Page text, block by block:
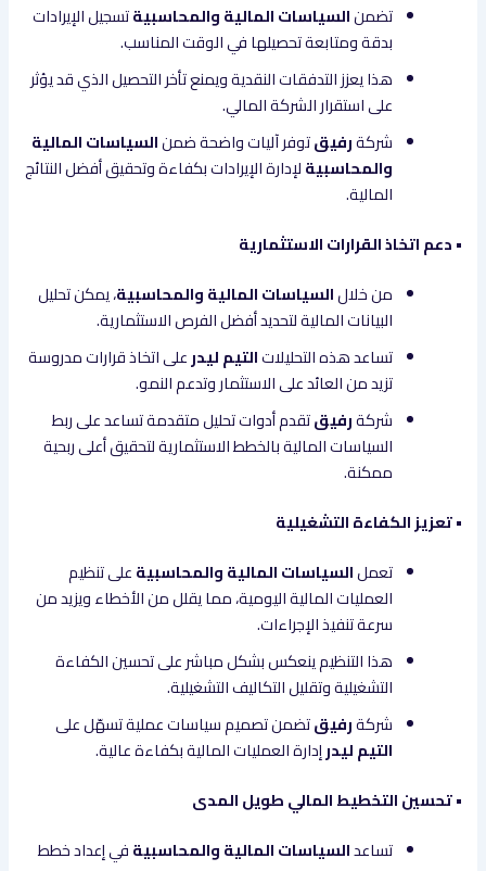
تضمنالسياسات المالية والمحاسبيةتسجيل الإيرادات
بدقة ومتابعة تحصيلها في الوقت المناسب.
هذا يعزز التدفقات النقدية ويمنع تأخر التحصيل الذي قد يؤثر
على استقرار الشركة المالي.
شركةرفيقتوفر آليات واضحة ضمنالسياسات المالية
والمحاسبيةلإدارة الإيرادات بكفاءة وتحقيق أفضل النتائج
المالية.
• دعم اتخاذ القرارات الاستثمارية
من خلالالسياسات المالية والمحاسبية، يمكن تحليل
البيانات المالية لتحديد أفضل الفرص الاستثمارية.
تساعد هذه التحليلاتالتيم ليدرعلى اتخاذ قرارات مدروسة
تزيد من العائد على الاستثمار وتدعم النمو.
شركةرفيقتقدم أدوات تحليل متقدمة تساعد على ربط
السياسات المالية بالخطط الاستثمارية لتحقيق أعلى ربحية
ممكنة.
• تعزيز الكفاءة التشغيلية
تعملالسياسات المالية والمحاسبيةعلى تنظيم
العمليات المالية اليومية، مما يقلل من الأخطاء ويزيد من
سرعة تنفيذ الإجراءات.
هذا التنظيم ينعكس بشكل مباشر على تحسين الكفاءة
التشغيلية وتقليل التكاليف التشغيلية.
شركةرفيقتضمن تصميم سياسات عملية تسهّل على
التيم ليدرإدارة العمليات المالية بكفاءة عالية.
• تحسين التخطيط المالي طويل المدى
تساعدالسياسات المالية والمحاسبيةفي إعداد خطط